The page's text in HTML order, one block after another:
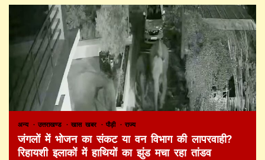
अन्य उत्तराखण्ड खास खबर पौड़ी राज्य
जंगलों में भोजन का संकट या वन विभाग की लापरवाही?
रिहायशी इलाकों में हाथियों का झुंड मचा रहा तांडव